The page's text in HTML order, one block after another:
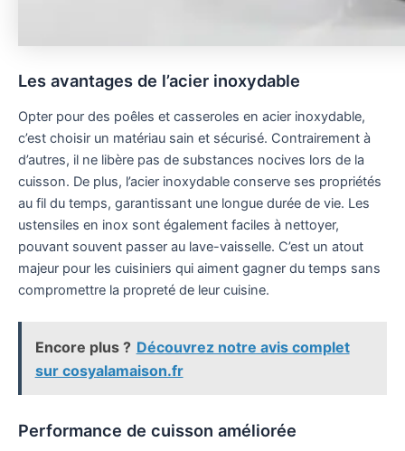
Les avantages de l’acier inoxydable
Opter pour des poêles et casseroles en acier inoxydable,
c’est choisir un matériau sain et sécurisé. Contrairement à
d’autres, il ne libère pas de substances nocives lors de la
cuisson. De plus, l’acier inoxydable conserve ses propriétés
au fil du temps, garantissant une longue durée de vie. Les
ustensiles en inox sont également faciles à nettoyer,
pouvant souvent passer au lave-vaisselle. C’est un atout
majeur pour les cuisiniers qui aiment gagner du temps sans
compromettre la propreté de leur cuisine.
Encore plus ? Découvrez notre avis complet
sur cosyalamaison.fr
Performance de cuisson améliorée